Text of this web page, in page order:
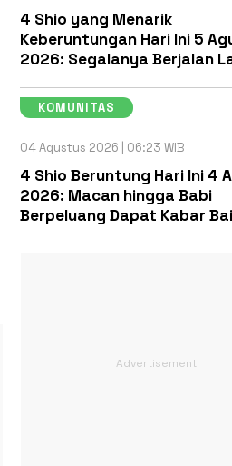
4 Shio yang Menarik
Keberuntungan Hari Ini 5
2026: Segalanya Berjalan
KOMUNITAS
04 Agustus 2026 | 06:23 WIB
4 Shio Beruntung Hari Ini 4
2026: Macan hingga Babi
Berpeluang Dapat Kabar